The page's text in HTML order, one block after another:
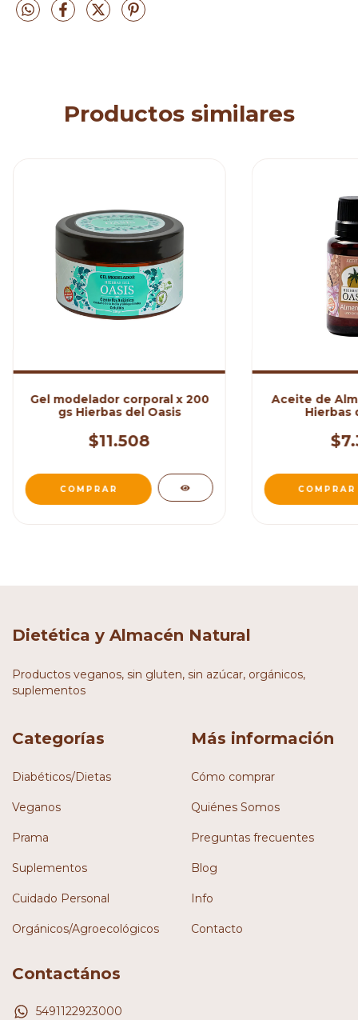
Productos similares
Gel modelador corporal x 200
gs Hierbas del Oasis
$11.508
Aceite de
Hierbas
Dietética y Almacén Natural
Productos veganos, sin gluten, sin azúcar, orgánicos,
suplementos
Categorías
Diabéticos/Dietas
Veganos
Prama
Suplementos
Cuidado Personal
Orgánicos/Agroecológicos
Más información
Cómo comprar
Quiénes Somos
Preguntas frecuentes
Blog
Info
Contacto
Contactános
5491122923000